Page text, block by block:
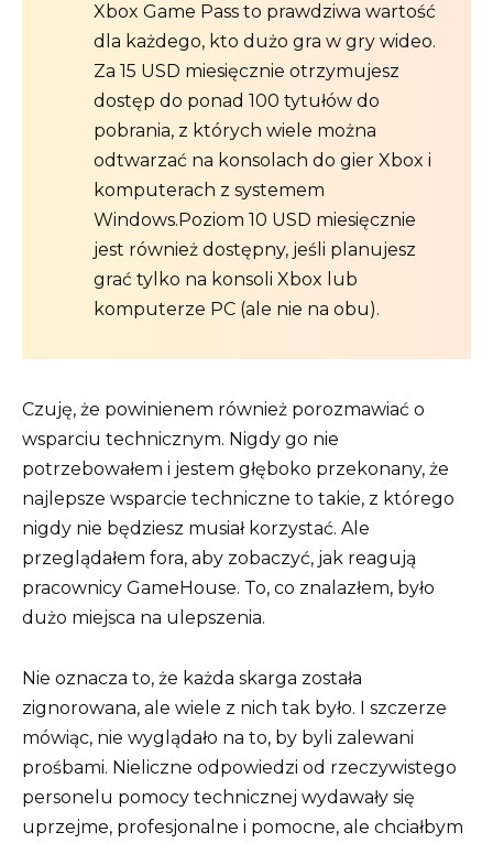
Xbox Game Pass to prawdziwa wartość
dla każdego, kto dużo gra w gry wideo.
Za 15 USD miesięcznie otrzymujesz
dostęp do ponad 100 tytułów do
pobrania, z których wiele można
odtwarzać na konsolach do gier Xbox i
komputerach z systemem
Windows.Poziom 10 USD miesięcznie
jest również dostępny, jeśli planujesz
grać tylko na konsoli Xbox lub
komputerze PC (ale nie na obu).
Czuję, że powinienem również porozmawiać o
wsparciu technicznym. Nigdy go nie
potrzebowałem i jestem głęboko przekonany, że
najlepsze wsparcie techniczne to takie, z którego
nigdy nie będziesz musiał korzystać. Ale
przeglądałem fora, aby zobaczyć, jak reagują
pracownicy GameHouse. To, co znalazłem, było
dużo miejsca na ulepszenia.
Nie oznacza to, że każda skarga została
zignorowana, ale wiele z nich tak było. I szczerze
mówiąc, nie wyglądało na to, by byli zalewani
prośbami. Nieliczne odpowiedzi od rzeczywistego
personelu pomocy technicznej wydawały się
uprzejme, profesjonalne i pomocne, ale chciałbym